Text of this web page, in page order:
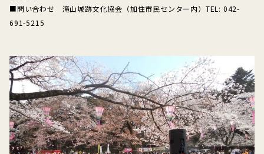
■問い合わせ 滝山城跡文化協会（加住市民センター内）TEL: 042-
691-5215